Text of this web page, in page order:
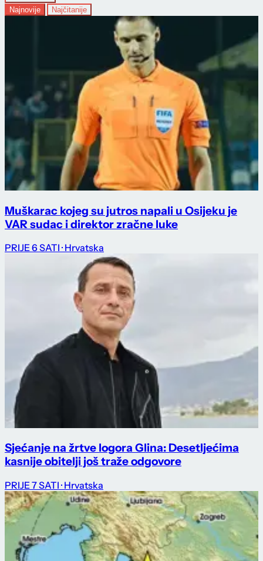
Najnovije
Najčitanije
Muškarac kojeg su jutros napali u Osijeku je
VAR sudac i direktor zračne luke
PRIJE 6 SATI · Hrvatska
Sjećanje na žrtve logora Glina: Desetljećima
kasnije obitelji još traže odgovore
PRIJE 7 SATI · Hrvatska